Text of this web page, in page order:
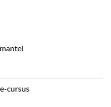
cursus